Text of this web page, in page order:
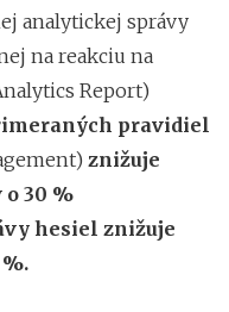
analytickej správy
na reakciu na
Report)
pravidiel
znižuje
30 %
hesiel znižuje